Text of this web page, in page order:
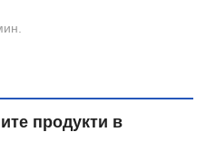
продукти в